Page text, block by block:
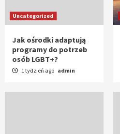
Uncategorized
Jak ośrodki adaptują
programy do potrzeb
osób LGBT+?
1 tydzień ago admin